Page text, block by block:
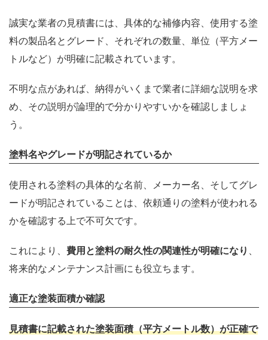
誠実な業者の見積書には、具体的な補修内容、使用する塗
料の製品名とグレード、それぞれの数量、単位（平方メー
トルなど）が明確に記載されています。
不明な点があれば、納得がいくまで業者に詳細な説明を求
め、その説明が論理的で分かりやすいかを確認しましょ
う。
塗料名やグレードが明記されているか
使用される塗料の具体的な名前、メーカー名、そしてグレ
ードが明記されていることは、依頼通りの塗料が使われる
かを確認する上で不可欠です。
これにより、 費用と塗料の耐久性の関連性が明確になり 、
将来的なメンテナンス計画にも役立ちます。
適正な塗装面積か確認
見積書に記載された塗装面積（平方メートル数）が正確で